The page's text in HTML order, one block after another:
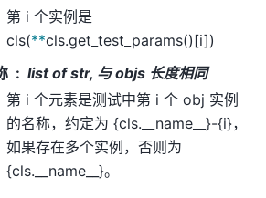
第 i 个实例是
cls(**cls.get_test_params()[i])
list of str, 与 objs 长度相同
第 i 个元素是测试中第 i 个 obj 实例
的名称，约定为 {cls.__name__}-{i}，
如果存在多个实例，否则为
{cls.__name__}。